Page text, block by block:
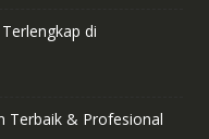
di
Terbaik & Profesional